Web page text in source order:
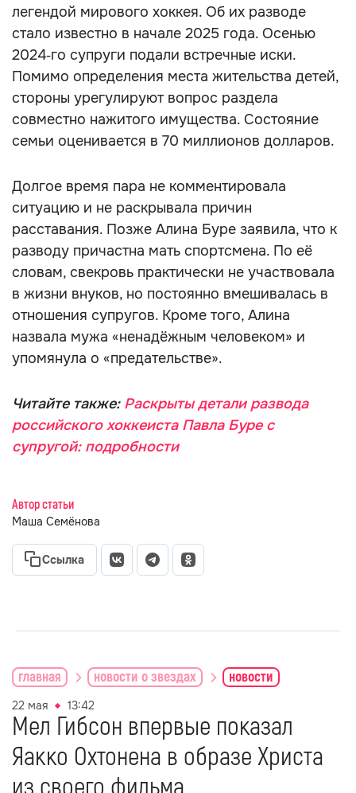
легендой мирового хоккея. Об их разводе
стало известно в начале 2025 года. Осенью
2024‑го супруги подали встречные иски.
Помимо определения места жительства детей,
стороны урегулируют вопрос раздела
совместно нажитого имущества. Состояние
семьи оценивается в 70 миллионов долларов.
Долгое время пара не комментировала
ситуацию и не раскрывала причин
расставания. Позже Алина Буре заявила, что к
разводу причастна мать спортсмена. По её
словам, свекровь практически не участвовала
в жизни внуков, но постоянно вмешивалась в
отношения супругов. Кроме того, Алина
назвала мужа «ненадёжным человеком» и
упомянула о «предательстве».
Читайте также: Раскрыты детали развода
российского хоккеиста Павла Буре с
супругой: подробности
Автор статьи
Маша Семёнова
Ссылка
главная новости о звездах новости
22 мая 13:42
Мел Гибсон впервые показал
Яакко Охтонена в образе Христа